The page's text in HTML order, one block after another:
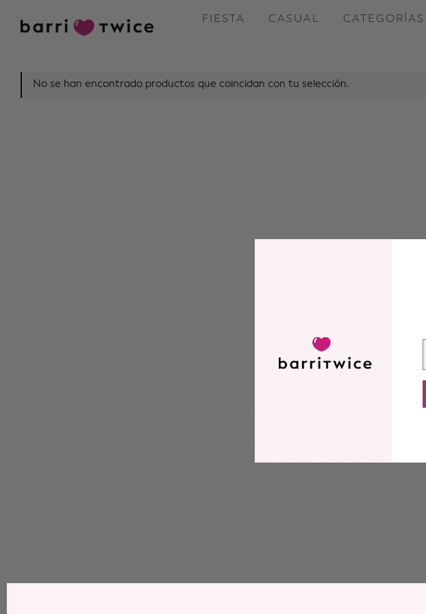
FIESTA CASUAL CATEGORÍAS
No se han encontrado productos que coincidan con tu selección.